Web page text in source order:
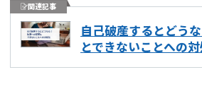
関連記事
自己破産するとどう
とできないことへの